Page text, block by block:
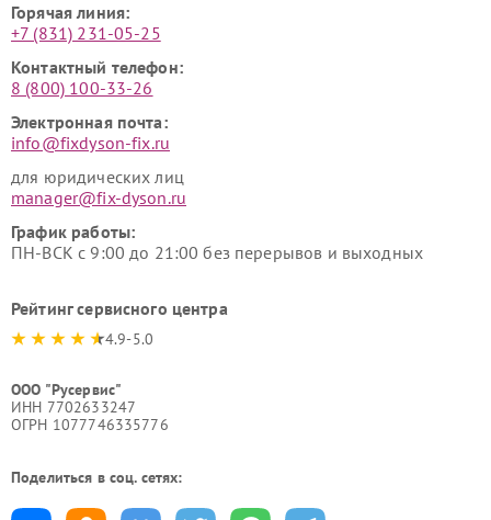
Горячая линия:
+7 (831) 231-05-25
Контактный телефон:
8 (800) 100-33-26
Электронная почта:
info@fixdyson-fix.ru
для юридических лиц
manager@fix-dyson.ru
График работы:
ПН-ВСК с 9:00 до 21:00 без перерывов и выходных
Рейтинг сервисного центра
4.9-5.0
ООО "Русервис"
ИНН 7702633247
ОГРН 1077746335776
Поделиться в соц. сетях: